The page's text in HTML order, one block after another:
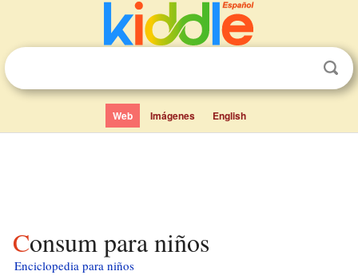
Web Imágenes English
Consum para niños
Enciclopedia para niños